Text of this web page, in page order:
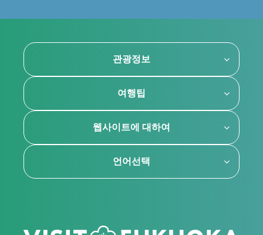
관광정보
여행팁
웹사이트에 대하여
언어선택